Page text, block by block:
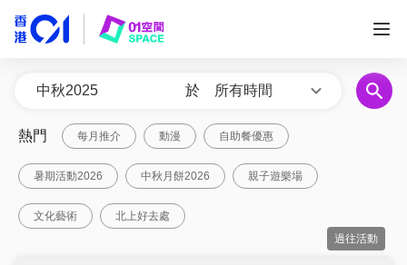
於 所有時間
熱門 每月推介 動漫 自助餐優惠
暑期活動2026 中秋月餅2026 親子遊樂場
文化藝術
北上好去處
過往活動